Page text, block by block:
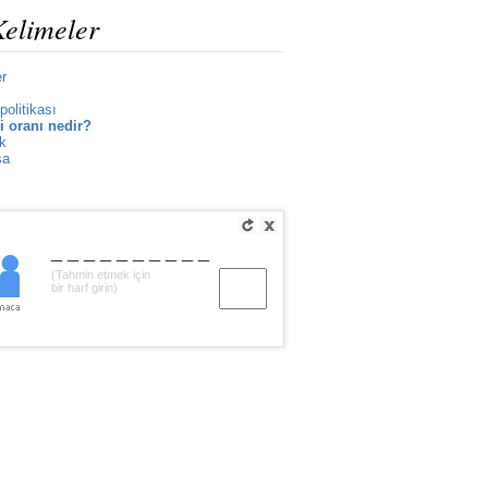
oranı nedir?
(Tahmin etmek için
bir harf girin)